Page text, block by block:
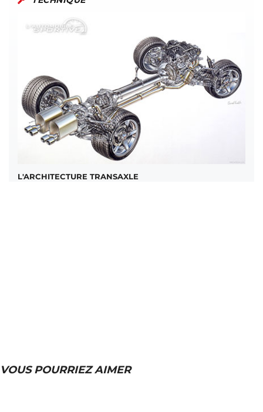
L'ARCHITECTURE TRANSAXLE
VOUS POURRIEZ AIMER